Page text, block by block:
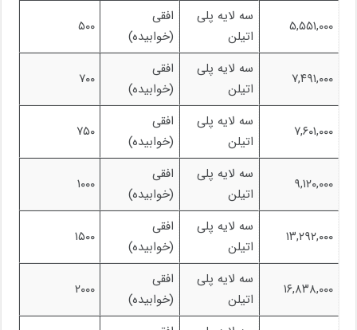
۵,۵۵۱,۰۰۰
سه لایه پلی
اتیلن
افقی
(خوابیده)
۵۰۰
۷,۴۹۱,۰۰۰
سه لایه پلی
اتیلن
افقی
(خوابیده)
۷۰۰
۷,۶۰۱,۰۰۰
سه لایه پلی
اتیلن
افقی
(خوابیده)
۷۵۰
۹,۱۲۰,۰۰۰
سه لایه پلی
اتیلن
افقی
(خوابیده)
۱۰۰۰
۱۳,۲۹۲,۰۰۰
سه لایه پلی
اتیلن
افقی
(خوابیده)
۱۵۰۰
۱۶,۸۳۸,۰۰۰
سه لایه پلی
اتیلن
افقی
(خوابیده)
۲۰۰۰